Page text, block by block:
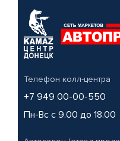
Телефон колл-центра
+7 949 00-00-550
Пн-Вс с 9.00 до 18.00